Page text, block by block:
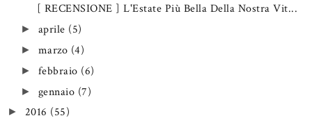
[ RECENSIONE ] L'Estate Più Bella Della Nostra Vit...
► aprile (5)
► marzo (4)
► febbraio (6)
► gennaio (7)
► 2016 (55)